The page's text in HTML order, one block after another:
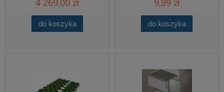
4 269,00 zł
do koszyka
odpływowe – Adaptery pionowe DN 110 mm
zapewniające szybki i skuteczny odpływ.
do krawędzi i naroży instalacji. Akcesoria –
Praktyczny koszyk osadczy do
9,99 zł
do koszyka